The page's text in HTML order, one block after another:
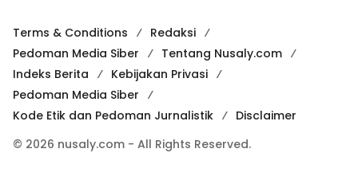
Terms & Conditions
Redaksi
Pedoman Media Siber
Tentang Nusaly.com
Indeks Berita
Kebijakan Privasi
Pedoman Media Siber
Kode Etik dan Pedoman Jurnalistik
Disclaimer
© 2026 nusaly.com - All Rights Reserved.